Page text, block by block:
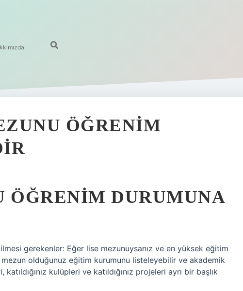
ÖĞRENIM
ÖĞRENIM DURUMUNA
gerekenler: Eğer lise mezunuysanız ve en yüksek eğitim
olduğunuz eğitim kurumunu listeleyebilir ve akademik
katıldığınız kulüpleri ve katıldığınız projeleri ayrı bir başlık